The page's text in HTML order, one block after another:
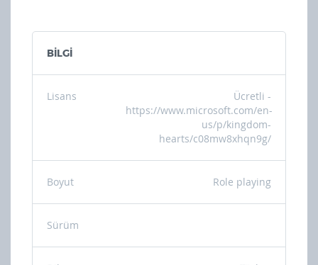
BİLGİ
Lisans
Ücretli -
https://www.microsoft.com/en-
us/p/kingdom-
hearts/c08mw8xhqn9g/
Boyut Role playing
Sürüm